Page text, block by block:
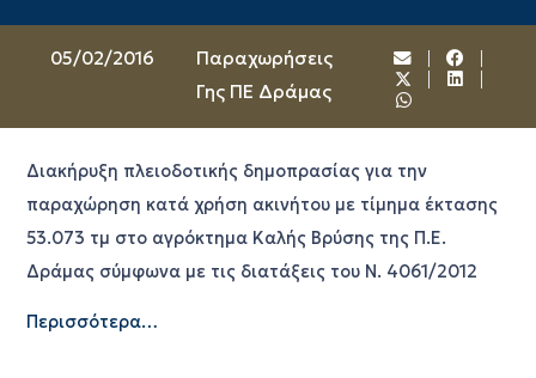
05/02/2016
Παραχωρήσεις
Γης ΠΕ Δράμας
Διακήρυξη πλειοδοτικής δημοπρασίας για την
παραχώρηση κατά χρήση ακινήτου με τίμημα έκτασης
53.073 τμ στο αγρόκτημα Καλής Βρύσης της Π.Ε.
Δράμας σύμφωνα με τις διατάξεις του Ν. 4061/2012
Περισσότερα…